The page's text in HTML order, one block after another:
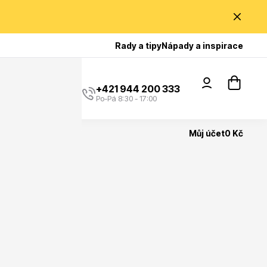
Rady a tipyNápady a inspirace
Poradíme Vám?
+421 944 200 333
Po-Pá 8:30 - 17:00
Můj účet0 Kč